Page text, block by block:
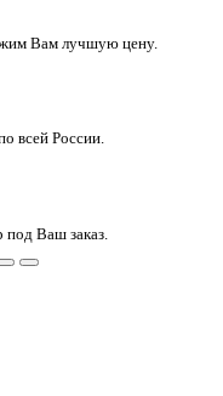
Вам лучшую цену.
всей России.
Ваш заказ.